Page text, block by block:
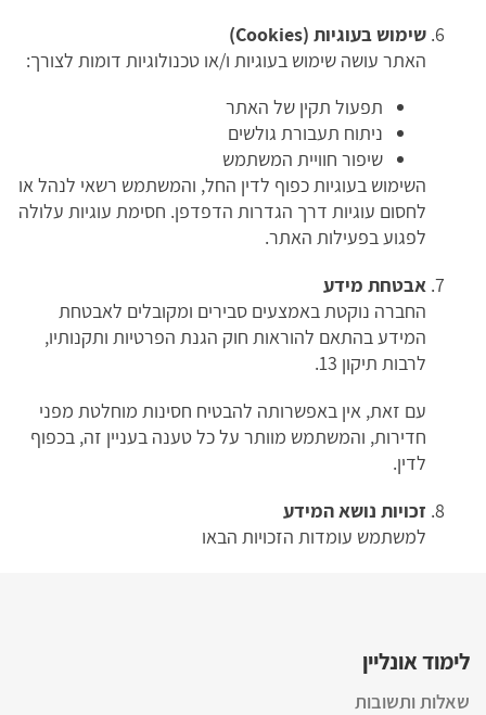
שימוש בעוגיות (Cookies)
האתר עושה שימוש בעוגיות ו/או טכנולוגיות דומות לצורך:
תפעול תקין של האתר
ניתוח תעבורת גולשים
שיפור חוויית המשתמש
השימוש בעוגיות כפוף לדין החל, והמשתמש רשאי לנהל או
לחסום עוגיות דרך הגדרות הדפדפן. חסימת עוגיות עלולה
לפגוע בפעילות האתר.
אבטחת מידע
החברה נוקטת באמצעים סבירים ומקובלים לאבטחת
המידע בהתאם להוראות חוק הגנת הפרטיות ותקנותיו,
לרבות תיקון 13.
עם זאת, אין באפשרותה להבטיח חסינות מוחלטת מפני
חדירות, והמשתמש מוותר על כל טענה בעניין זה, בכפוף
לדין.
זכויות נושא המידע
למשתמש עומדות הזכויות הבאו
לימוד אונליין
שאלות ותשובות